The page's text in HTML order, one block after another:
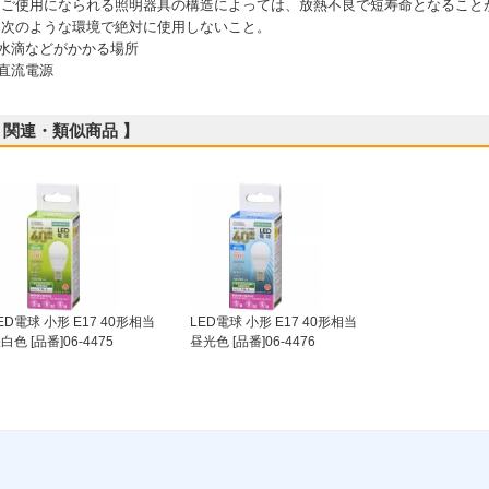
使用になられる照明器具の構造によっては、放熱不良で短寿命となること
のような環境で絶対に使用しないこと。
滴などがかかる場所
流電源
関連・類似商品 】
電球 小形 E17 40形相当
色 [品番]06-4475
LED電球 小形 E17 40形相当
昼光色 [品番]06-4476